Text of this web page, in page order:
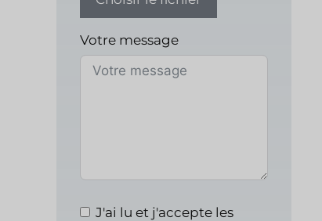
Votre message
J'ai lu et j'accepte les